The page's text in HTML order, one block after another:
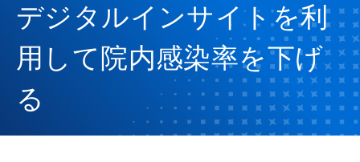
デジタルインサイトを利
用して院内感染率を下げ
る